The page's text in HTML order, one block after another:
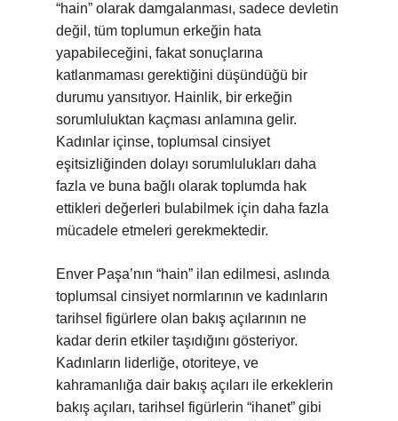
“hain” olarak damgalanması, sadece devletin
değil, tüm toplumun erkeğin hata
yapabileceğini, fakat sonuçlarına
katlanmaması gerektiğini düşündüğü bir
durumu yansıtıyor. Hainlik, bir erkeğin
sorumluluktan kaçması anlamına gelir.
Kadınlar içinse, toplumsal cinsiyet
eşitsizliğinden dolayı sorumlulukları daha
fazla ve buna bağlı olarak toplumda hak
ettikleri değerleri bulabilmek için daha fazla
mücadele etmeleri gerekmektedir.
Enver Paşa’nın “hain” ilan edilmesi, aslında
toplumsal cinsiyet normlarının ve kadınların
tarihsel figürlere olan bakış açılarının ne
kadar derin etkiler taşıdığını gösteriyor.
Kadınların liderliğe, otoriteye, ve
kahramanlığa dair bakış açıları ile erkeklerin
bakış açıları, tarihsel figürlerin “ihanet” gibi